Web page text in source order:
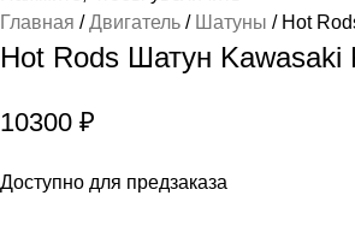
Главная
Двигатель Шатуны Hot
Hot Rods Шатун Kawasaki
10300 ₽
Доступно для предзаказа